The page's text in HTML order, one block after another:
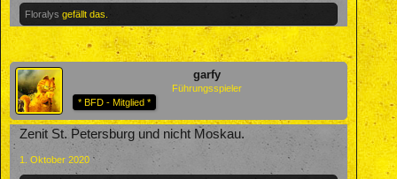
Floralys gefällt das.
garfy
Führungsspieler
* BFD - Mitglied *
Zenit St. Petersburg und nicht Moskau.
1. Oktober 2020